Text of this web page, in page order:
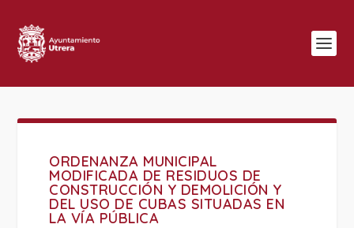
ORDENANZA MUNICIPAL
MODIFICADA DE RESIDUOS DE
CONSTRUCCIÓN Y DEMOLICIÓN Y
DEL USO DE CUBAS SITUADAS EN
LA VÍA PÚBLICA